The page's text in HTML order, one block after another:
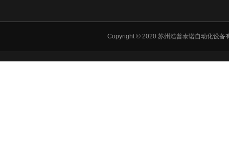
Copyright © 2020 苏州浩普泰诺自动化设